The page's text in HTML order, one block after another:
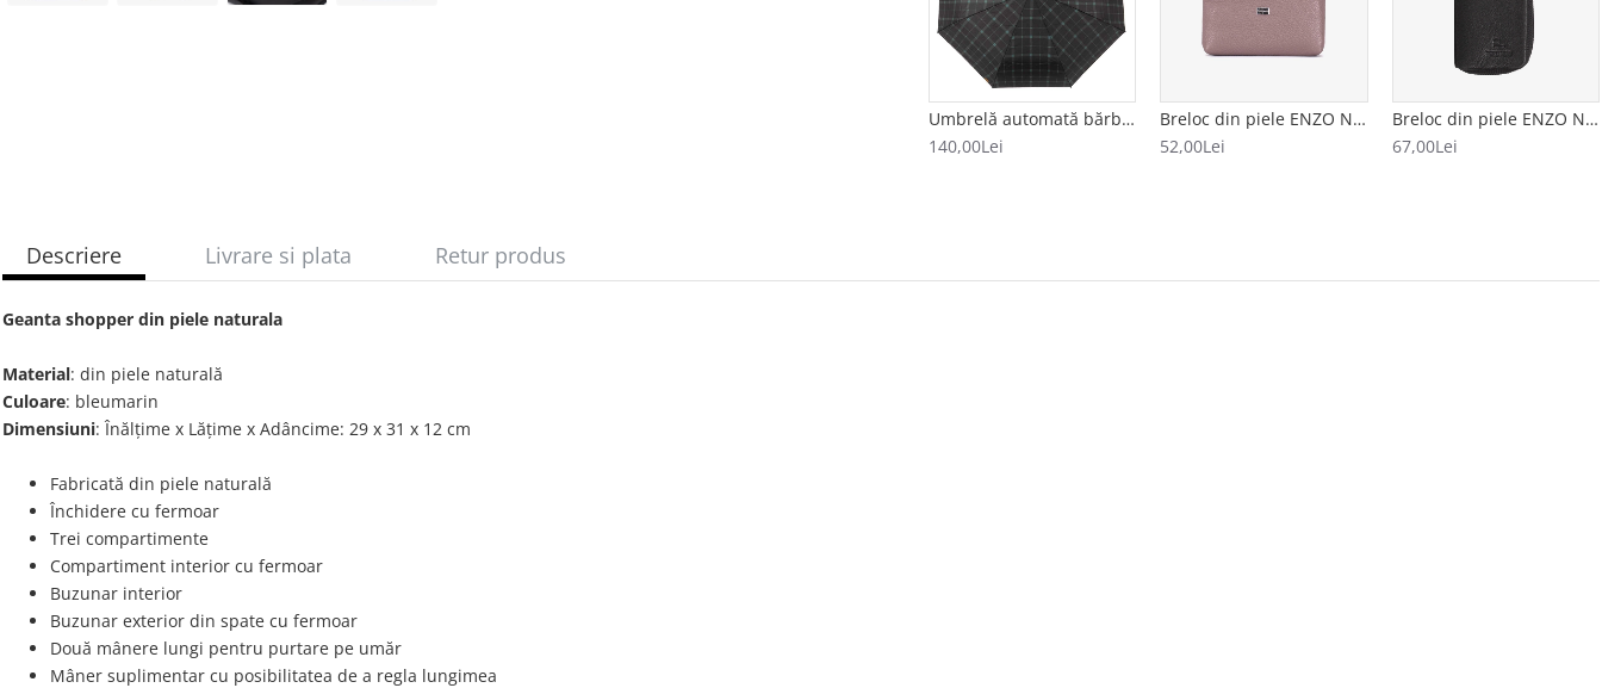
Umbrelă automată bărbați model CUADRADO negru-verde
140,00Lei
Breloc din piele ENZO NORI model FILL bej
52,00Lei
Breloc din piele ENZO NORI model AVA negru
67,00Lei
Descriere Livrare si plata Retur produs
Geanta shopper din piele naturala
Material: din piele naturală
Culoare: bleumarin
Dimensiuni: Înălțime x Lățime х Adâncime: 29 х 31 х 12 cm
Fabricată din piele naturală
Închidere cu fermoar
Trei compartimente
Compartiment interior cu fermoar
Buzunar interior
Buzunar exterior din spate cu fermoar
Două mânere lungi pentru purtare pe umăr
Mâner suplimentar cu posibilitatea de a regla lungimea